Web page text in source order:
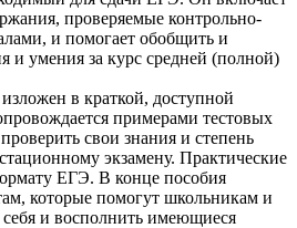
проверяемые контрольно-
и помогает обобщить и
и умения за курс средней (полной)
в краткой, доступной
примерами тестовых
свои знания и степень
экзамену. Практические
ЕГЭ. В конце пособия
которые помогут школьникам и
и восполнить имеющиеся